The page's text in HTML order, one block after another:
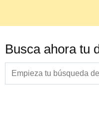
Busca ahora tu